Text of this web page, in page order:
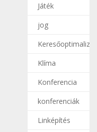
Játék
jog
Klíma
Konferencia
konferenciák
Linképítés